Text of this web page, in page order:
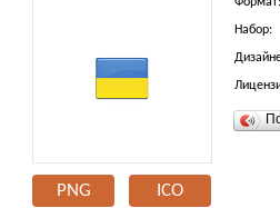
PNG ICO
Набор: